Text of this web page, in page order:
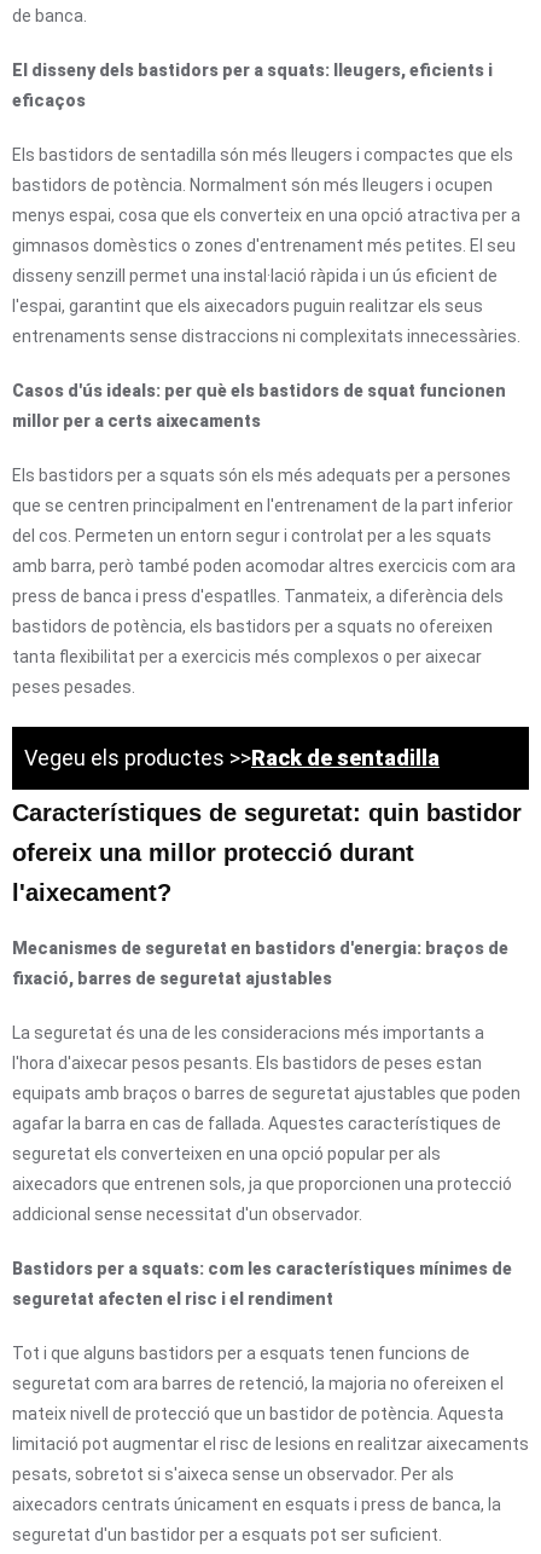
de banca.
El disseny dels bastidors per a squats: lleugers, eficients i
eficaços
Els bastidors de sentadilla són més lleugers i compactes que els
bastidors de potència. Normalment són més lleugers i ocupen
menys espai, cosa que els converteix en una opció atractiva per a
gimnasos domèstics o zones d'entrenament més petites. El seu
disseny senzill permet una instal·lació ràpida i un ús eficient de
l'espai, garantint que els aixecadors puguin realitzar els seus
entrenaments sense distraccions ni complexitats innecessàries.
Casos d'ús ideals: per què els bastidors de squat funcionen
millor per a certs aixecaments
Els bastidors per a squats són els més adequats per a persones
que se centren principalment en l'entrenament de la part inferior
del cos. Permeten un entorn segur i controlat per a les squats
amb barra, però també poden acomodar altres exercicis com ara
press de banca i press d'espatlles. Tanmateix, a diferència dels
bastidors de potència, els bastidors per a squats no ofereixen
tanta flexibilitat per a exercicis més complexos o per aixecar
peses pesades.
Vegeu els productes >>Rack de sentadilla
Característiques de seguretat: quin bastidor
ofereix una millor protecció durant
l'aixecament?
Mecanismes de seguretat en bastidors d'energia: braços de
fixació, barres de seguretat ajustables
La seguretat és una de les consideracions més importants a
l'hora d'aixecar pesos pesants. Els bastidors de peses estan
equipats amb braços o barres de seguretat ajustables que poden
agafar la barra en cas de fallada. Aquestes característiques de
seguretat els converteixen en una opció popular per als
aixecadors que entrenen sols, ja que proporcionen una protecció
addicional sense necessitat d'un observador.
Bastidors per a squats: com les característiques mínimes de
seguretat afecten el risc i el rendiment
Tot i que alguns bastidors per a esquats tenen funcions de
seguretat com ara barres de retenció, la majoria no ofereixen el
mateix nivell de protecció que un bastidor de potència. Aquesta
limitació pot augmentar el risc de lesions en realitzar aixecaments
pesats, sobretot si s'aixeca sense un observador. Per als
aixecadors centrats únicament en esquats i press de banca, la
seguretat d'un bastidor per a esquats pot ser suficient.